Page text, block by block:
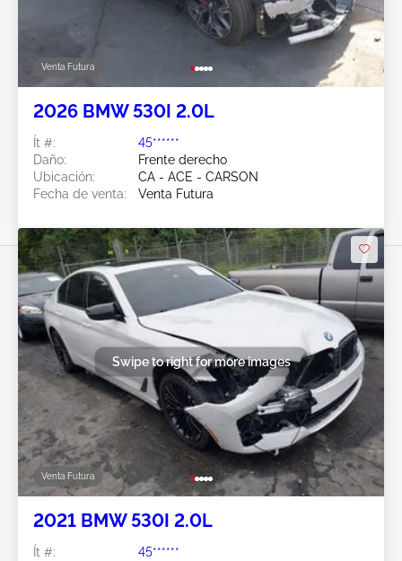
Venta Futura
2026 BMW 530I 2.0L
Ít #:
45******
Daño:
Frente derecho
Ubicación:
CA - ACE - CARSON
Fecha de venta:
Venta Futura
Venta Futura
Swipe to right for more images
2021 BMW 530I 2.0L
Ít #:
45******